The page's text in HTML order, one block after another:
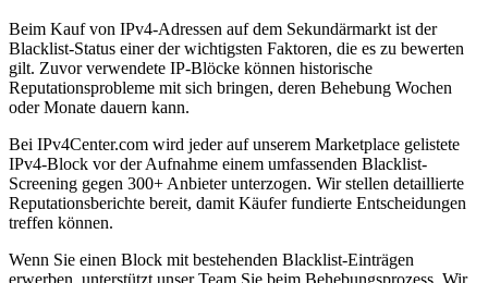
Beim Kauf von IPv4-Adressen auf dem Sekundärmarkt ist der
Blacklist-Status einer der wichtigsten Faktoren, die es zu bewerten
gilt. Zuvor verwendete IP-Blöcke können historische
Reputationsprobleme mit sich bringen, deren Behebung Wochen
oder Monate dauern kann.
Bei IPv4Center.com wird jeder auf unserem Marketplace gelistete
IPv4-Block vor der Aufnahme einem umfassenden Blacklist-
Screening gegen 300+ Anbieter unterzogen. Wir stellen detaillierte
Reputationsberichte bereit, damit Käufer fundierte Entscheidungen
treffen können.
Wenn Sie einen Block mit bestehenden Blacklist-Einträgen